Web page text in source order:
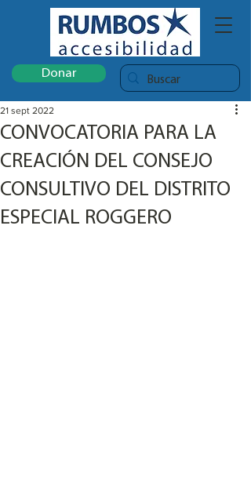
Donar
CONVOCATORIA PARA LA
CREACIÓN DEL CONSEJO
CONSULTIVO DEL DISTRITO
ESPECIAL ROGGERO
21 sept 2022